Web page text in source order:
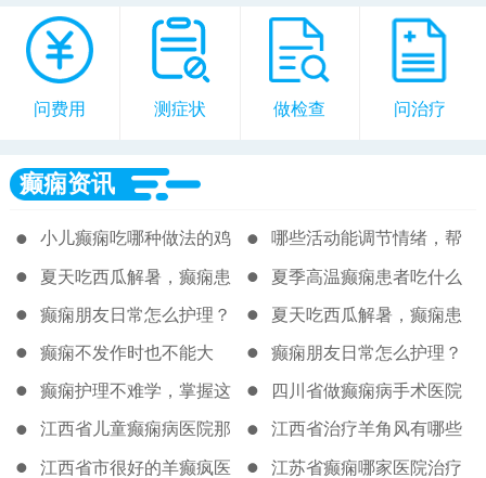
问费用 测症状 做检查 问治疗
癫痫资讯
小儿癫痫吃哪种做法的鸡
蛋更合适？家长必看
哪些活动能调节情绪，帮
助减少癫痫发作?
夏天吃西瓜解暑，癫痫患
者到底能不能放心吃
夏季高温癫痫患者吃什么
解暑又安全？这几样食物
放心吃
癫痫朋友日常怎么护理？
这几个方面要牢记！
夏天吃西瓜解暑，癫痫患
者到底能不能放心吃？
癫痫不发作时也不能大
意，日常管理很关键
癫痫朋友日常怎么护理？
这几个方面要牢记
癫痫护理不难学，掌握这
些方法让生活更安稳
四川省做癫痫病手术医院
江西省儿童癫痫病医院那
家很好
江西省治疗羊角风有哪些
医院
江西省市很好的羊癫疯医 江苏省癫痫哪家医院治疗